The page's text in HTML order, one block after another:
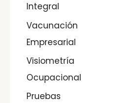
Integral
Vacunación
Empresarial
Visiometría
Ocupacional
Pruebas